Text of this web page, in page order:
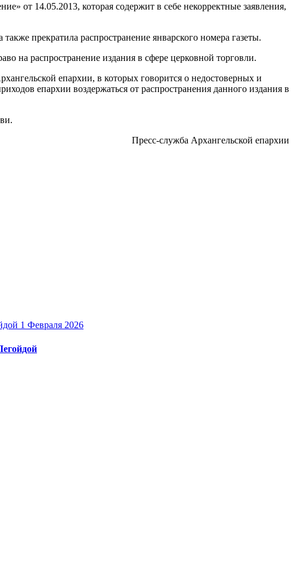
от 14.05.2013, которая содержит в себе некорректные заявления,
прекратила распространение январского номера газеты.
на распространение издания в сфере церковной торговли.
епархии, в которых говорится о недостоверных и
епархии воздержаться от распространения данного издания в
Пресс-служба Архангельской епархии
1 Февраля 2026